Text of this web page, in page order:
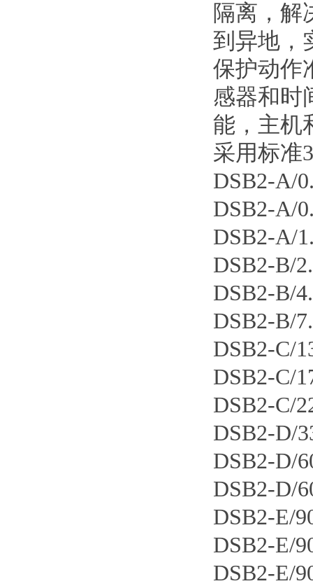
隔离，解
到异地，
保护动作
感器和时
能，主机
采用标准
DSB2-A/
DSB2-A/
DSB2-A/
DSB2-B/
DSB2-B/
DSB2-B/
DSB2-C/
DSB2-C/
DSB2-C/
DSB2-D/
DSB2-D/
DSB2-D/
DSB2-E/
DSB2-E/
DSB2-E/